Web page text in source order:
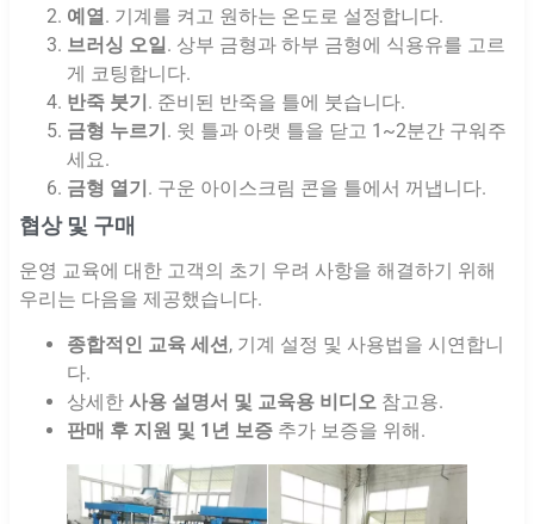
예열. 기계를 켜고 원하는 온도로 설정합니다.
브러싱 오일. 상부 금형과 하부 금형에 식용유를 고르
게 코팅합니다.
반죽 붓기. 준비된 반죽을 틀에 붓습니다.
금형 누르기. 윗 틀과 아랫 틀을 닫고 1~2분간 구워주
세요.
금형 열기. 구운 아이스크림 콘을 틀에서 꺼냅니다.
협상 및 구매
운영 교육에 대한 고객의 초기 우려 사항을 해결하기 위해
우리는 다음을 제공했습니다.
종합적인 교육 세션, 기계 설정 및 사용법을 시연합니
다.
상세한 사용 설명서 및 교육용 비디오 참고용.
판매 후 지원 및 1년 보증 추가 보증을 위해.